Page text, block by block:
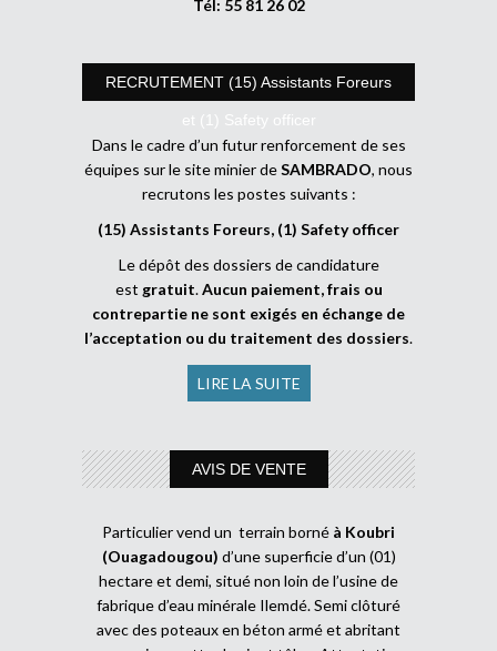
Tél: 55 81 26 02
RECRUTEMENT (15) Assistants Foreurs
et (1) Safety officer
Dans le cadre d’un futur renforcement de ses
équipes sur le site minier deSAMBRADO, nous
recrutons les postes suivants :
(15) Assistants Foreurs, (1) Safety officer
Le dépôt des dossiers de candidature
est gratuit.Aucun paiement, frais ou
contrepartie ne sont exigés en échange de
l’acceptation ou du traitement des dossiers.
LIRE LA SUITE
AVIS DE VENTE
Particulier vend un terrain borné à Koubri
(Ouagadougou) d’une superficie d’un (01)
hectare et demi, situé non loin de l’usine de
fabrique d’eau minérale Ilemdé. Semi clôturé
avec des poteaux en béton armé et abritant